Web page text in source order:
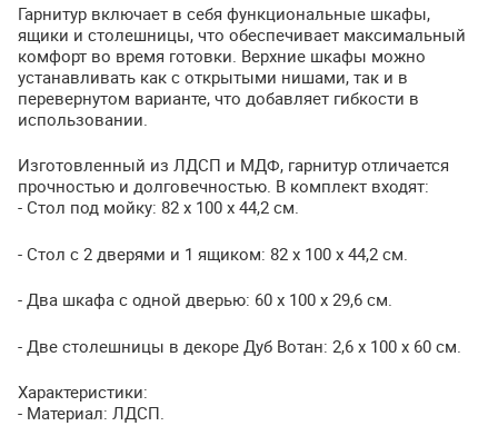
Гарнитур включает в себя функциональные шкафы,
ящики и столешницы, что обеспечивает максимальный
комфорт во время готовки. Верхние шкафы можно
устанавливать как с открытыми нишами, так и в
перевернутом варианте, что добавляет гибкости в
использовании.
Изготовленный из ЛДСП и МДФ, гарнитур отличается
прочностью и долговечностью. В комплект входят:
- Стол под мойку: 82 х 100 х 44,2 см.
- Стол с 2 дверями и 1 ящиком: 82 х 100 х 44,2 см.
- Два шкафа с одной дверью: 60 х 100 х 29,6 см.
- Две столешницы в декоре Дуб Вотан: 2,6 х 100 х 60 см.
Характеристики:
- Материал: ЛДСП.